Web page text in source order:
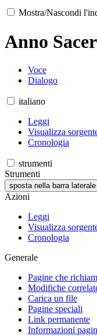
Mostra/Nascondi
Anno
Voce
Dialogo
italiano
Leggi
Visualizza
Cronologia
strumenti
Strumenti
sposta nella barra laterale
Azioni
Leggi
Visualizza
Cronologia
Generale
Pagine che
Modifiche
Carica un file
Pagine speciali
Link permanente
Informazioni